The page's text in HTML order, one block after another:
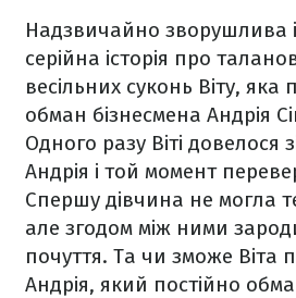
Надзвичайно зворушлива
серійна історія про
весільних суконь Віту,
обман бізнесмена Андрія
Одного разу Віті довелося
Андрія і той момент
Спершу дівчина не могла
але згодом між ними
почуття. Та чи зможе Віта
Андрія, який постійно